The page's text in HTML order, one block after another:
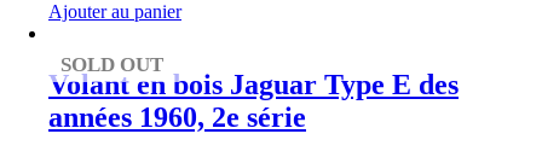
Ajouter au panier
SOLD OUT
Volant en bois Jaguar Type E des
années 1960, 2e série